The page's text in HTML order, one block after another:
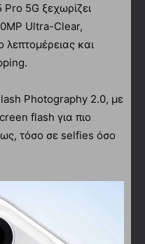
5G ξεχωρίζει
Ultra-Clear,
και
Photography 2.0, με
flash για πιο
τόσο σε selfies όσο